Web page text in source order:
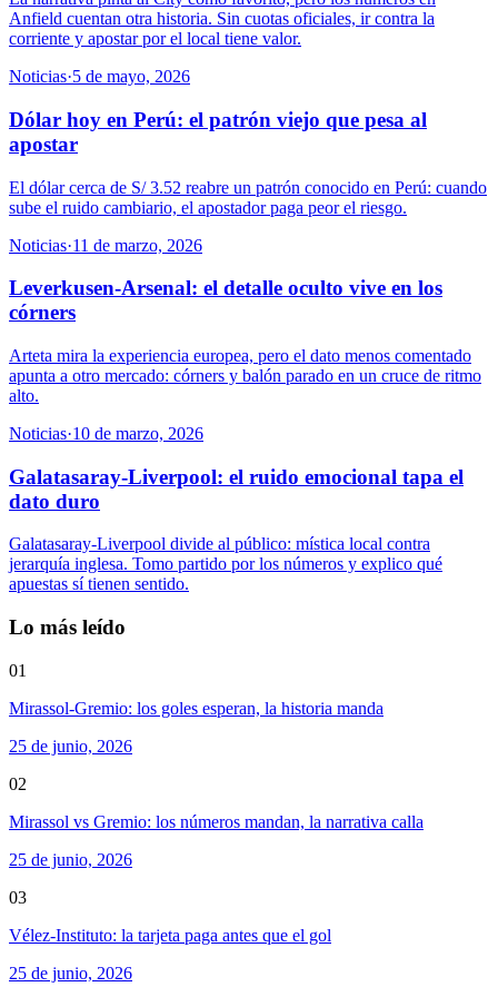
Anfield cuentan otra historia. Sin cuotas oficiales, ir contra la
corriente y apostar por el local tiene valor.
Noticias·5 de mayo, 2026
Dólar hoy en Perú: el patrón viejo que pesa al
apostar
El dólar cerca de S/ 3.52 reabre un patrón conocido en Perú: cuando
sube el ruido cambiario, el apostador paga peor el riesgo.
Noticias·11 de marzo, 2026
Leverkusen-Arsenal: el detalle oculto vive en los
córners
Arteta mira la experiencia europea, pero el dato menos comentado
apunta a otro mercado: córners y balón parado en un cruce de ritmo
alto.
Noticias·10 de marzo, 2026
Galatasaray-Liverpool: el ruido emocional tapa el
dato duro
Galatasaray-Liverpool divide al público: mística local contra
jerarquía inglesa. Tomo partido por los números y explico qué
apuestas sí tienen sentido.
Lo más leído
01
Mirassol-Gremio: los goles esperan, la historia manda
25 de junio, 2026
02
Mirassol vs Gremio: los números mandan, la narrativa calla
25 de junio, 2026
03
Vélez-Instituto: la tarjeta paga antes que el gol
25 de junio, 2026